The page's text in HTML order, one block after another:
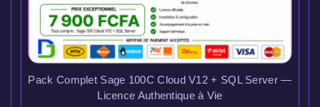
Pack Complet Sage 100C Cloud V12 + SQL Server —
Licence Authentique à Vie